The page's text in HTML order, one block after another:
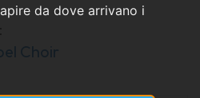
da dove arrivano i
Choir